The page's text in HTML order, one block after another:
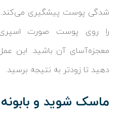
شدگی پوست پیشگیری می‌کند.
را روی پوست صورت
معجزه‌آسای آن باشید. این
دهید تا زودتر به نتیجه برسید.
ماسک شوید و بابونه